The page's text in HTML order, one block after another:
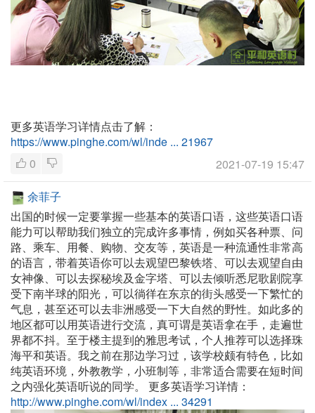
更多英语学习详情点击了解：
https://www.pinghe.com/wl/inde ... 21967
0
2021-07-19 15:47
余菲子
出国的时候一定要掌握一些基本的英语口语，这些英语口语
能力可以帮助我们独立的完成许多事情，例如买各种票、问
路、乘车、用餐、购物、交友等，英语是一种流通性非常高
的语言，带着英语你可以去观望巴黎铁塔、可以去观望自由
女神像、可以去探秘埃及金字塔、可以去倾听悉尼歌剧院享
受下南半球的阳光，可以徜徉在东京的街头感受一下繁忙的
气息，甚至还可以去非洲感受一下大自然的野性。如此多的
地区都可以用英语进行交流，真可谓是英语拿在手，走遍世
界都不抖。至于楼主提到的雅思考试，个人推荐可以选择珠
海平和英语。我之前在那边学习过，该学校颇有特色，比如
纯英语环境，外教教学，小班制等，非常适合需要在短时间
之内强化英语听说的同学。
更多英语学习详情：
http://www.pinghe.com/wl/index ... 34291